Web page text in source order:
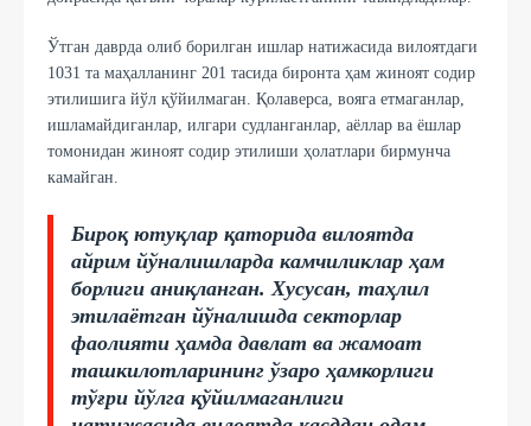
Ўтган даврда олиб борилган ишлар натижасида вилоятдаги
1031 та маҳалланинг 201 тасида биронта ҳам жиноят содир
этилишига йўл қўйилмаган. Қолаверса, вояга етмаганлар,
ишламайдиганлар, илгари судланганлар, аёллар ва ёшлар
томонидан жиноят содир этилиши ҳолатлари бирмунча
камайган.
Бироқ ютуқлар қаторида вилоятда
айрим йўналишларда камчиликлар ҳам
борлиги аниқланган. Хусусан, таҳлил
этилаётган йўналишда секторлар
фаолияти ҳамда давлат ва жамоат
ташкилотларининг ўзаро ҳамкорлиги
тўғри йўлга қўйилмаганлиги